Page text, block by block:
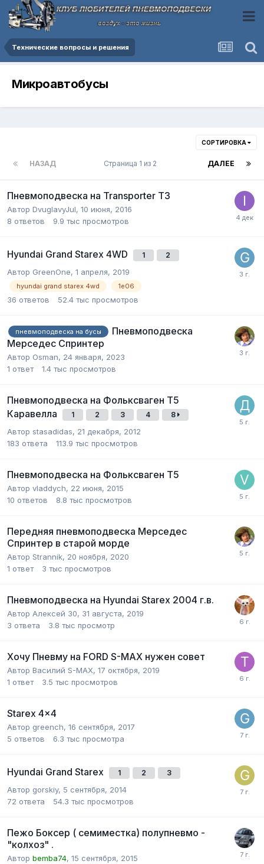
Технические вопросы и решения
Микроавтобусы
СОРТИРОВКА
НАЗАД ДАЛЕЕ
Страница 1 из 2
Пневмоподвеска на Transporter T3
Автор DvuglavyJul, 10 июня, 2016
8 ответов 9.9 тыс просмотров
Hyundai Grand Starex 4WD 1 2
Автор GreenOne, 1 апреля, 2019
hyundai grand starex 4wd 1e06
36 ответов 52.4 тыс просмотров
пневмоподвеска на бусы
Пневмоподвеска
Мерседес Спринтер
Автор Osman, 24 января, 2023
1 ответ 1.4 тыс просмотров
Пневмоподвеска на Фольксваген Т5
Каравелла
1 2 3 4 8
Автор stasadidas, 21 декабря, 2012
183 ответа 113.9 тыс просмотров
Пневмоподвеска на Фольксваген Т5
Автор vladdych, 22 июня, 2015
10 ответов 8.8 тыс просмотров
Передняя пневмоподвеска Мерседес
Спринтер в старой морде
Автор Strannik, 20 ноября, 2020
1 ответ 3 тыс просмотров
Пневмоподвеска на Hyundai Starex 2004 г.в.
Автор Алексей 30, 31 августа, 2019
3 ответа 3.8 тыс просмотр
Хочу Пневму на FORD S-MAX нужен совет
Автор Василий S-MAX, 17 октября, 2019
1 ответ 3.5 тыс просмотров
Starex 4x4
Автор greench, 16 сентября, 2017
5 ответов 6.3 тыс просмотра
Hyundai Grand Starex 1 2 3
Автор gorskiy, 5 сентября, 2014
72 ответа 54.3 тыс просмотров
Пежо Боксер ( семиместка) полупневмо -
"колхоз" .
Автор bemba74, 15 сентября, 2015